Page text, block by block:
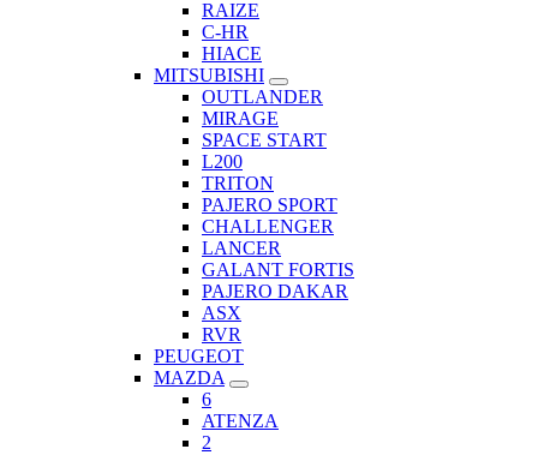
RAIZE
C-HR
HIACE
MITSUBISHI
OUTLANDER
MIRAGE
SPACE START
L200
TRITON
PAJERO SPORT
CHALLENGER
LANCER
GALANT FORTIS
PAJERO DAKAR
ASX
RVR
PEUGEOT
MAZDA
6
ATENZA
2